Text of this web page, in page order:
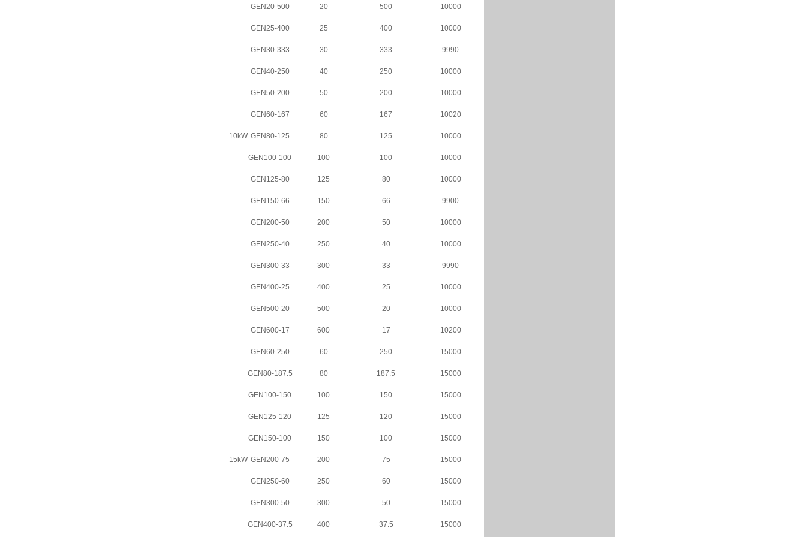
10kW
GEN20-500 20 500 10000
GEN25-400 25 400 10000
GEN30-333 30 333 9990
GEN40-250 40 250 10000
GEN50-200 50 200 10000
GEN60-167 60 167 10020
GEN80-125 80 125 10000
GEN100-100 100 100 10000
GEN125-80 125 80 10000
GEN150-66 150 66 9900
GEN200-50 200 50 10000
GEN250-40 250 40 10000
GEN300-33 300 33 9990
GEN400-25 400 25 10000
GEN500-20 500 20 10000
GEN600-17 600 17 10200
15kW
GEN60-250 60 250 15000
GEN80-187.5 80 187.5 15000
GEN100-150 100 150 15000
GEN125-120 125 120 15000
GEN150-100 150 100 15000
GEN200-75 200 75 15000
GEN250-60 250 60 15000
GEN300-50 300 50 15000
GEN400-37.5 400 37.5 15000